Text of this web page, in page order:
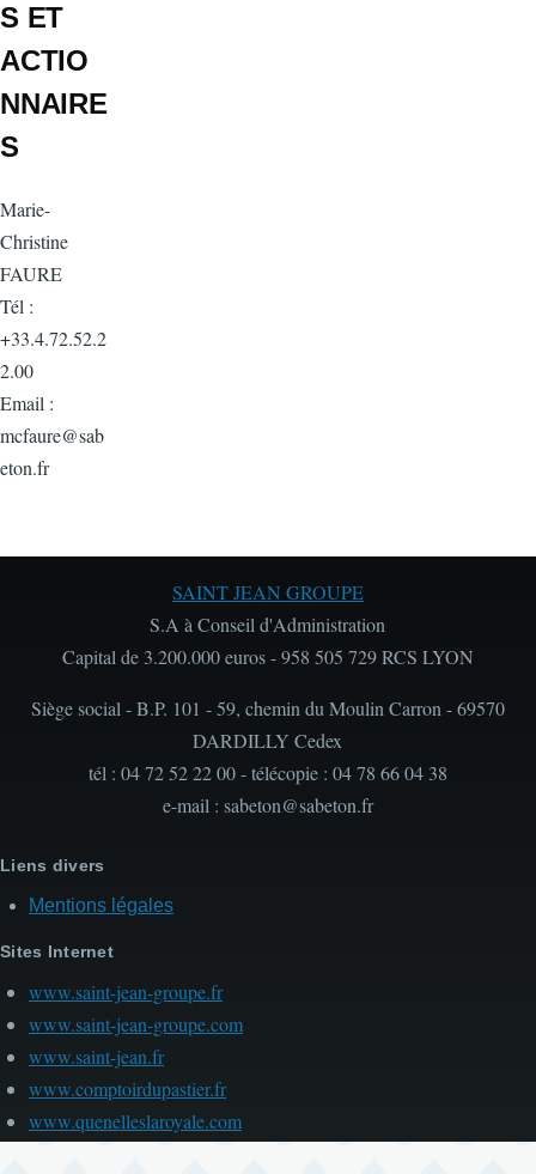
S ET
ACTIO
NNAIRE
S
Marie-
Christine
FAURE
Tél :
+33.4.72.52.2
2.00
Email :
mcfaure@sab
eton.fr
SAINT JEAN GROUPE
S.A à Conseil d'Administration
Capital de 3.200.000 euros - 958 505 729 RCS LYON
Siège social - B.P. 101 - 59, chemin du Moulin Carron - 69570
DARDILLY Cedex
tél : 04 72 52 22 00 - télécopie : 04 78 66 04 38
e-mail : sabeton@sabeton.fr
Liens divers
Mentions légales
Sites Internet
www.saint-jean-groupe.fr
www.saint-jean-groupe.com
www.saint-jean.fr
www.comptoirdupastier.fr
www.quenelleslaroyale.com